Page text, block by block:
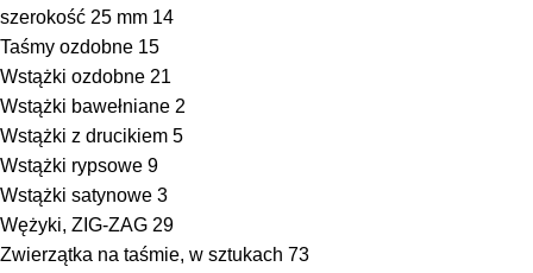
szerokość 25 mm 14
Taśmy ozdobne 15
Wstążki ozdobne 21
Wstążki bawełniane 2
Wstążki z drucikiem 5
Wstążki rypsowe 9
Wstążki satynowe 3
Wężyki, ZIG-ZAG 29
Zwierzątka na taśmie, w sztukach 73